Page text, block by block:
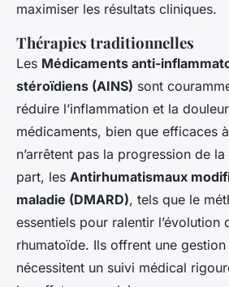
maximiser les résultats cliniques.
Thérapies traditionnelles
Les Médicaments anti-
stéroïdiens (AINS) sont
réduire l’inflammation et la
médicaments, bien que efficaces
n’arrêtent pas la progression de la
part, les Antirhumatismaux
maladie (DMARD), tels que le
essentiels pour ralentir l’évolution
rhumatoïde. Ils offrent une
nécessitent un suivi médical